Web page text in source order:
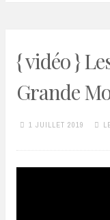
{ vidéo }
Grande
1 JUILLET 2019